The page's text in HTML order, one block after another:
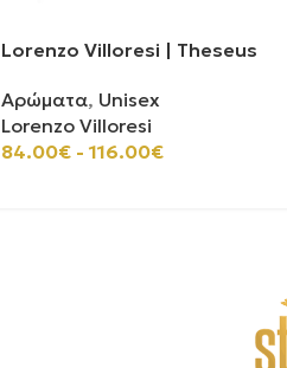
Lorenzo Villoresi | Theseus
Αρώματα, Unisex
Lorenzo Villoresi
84.00€ - 116.00€